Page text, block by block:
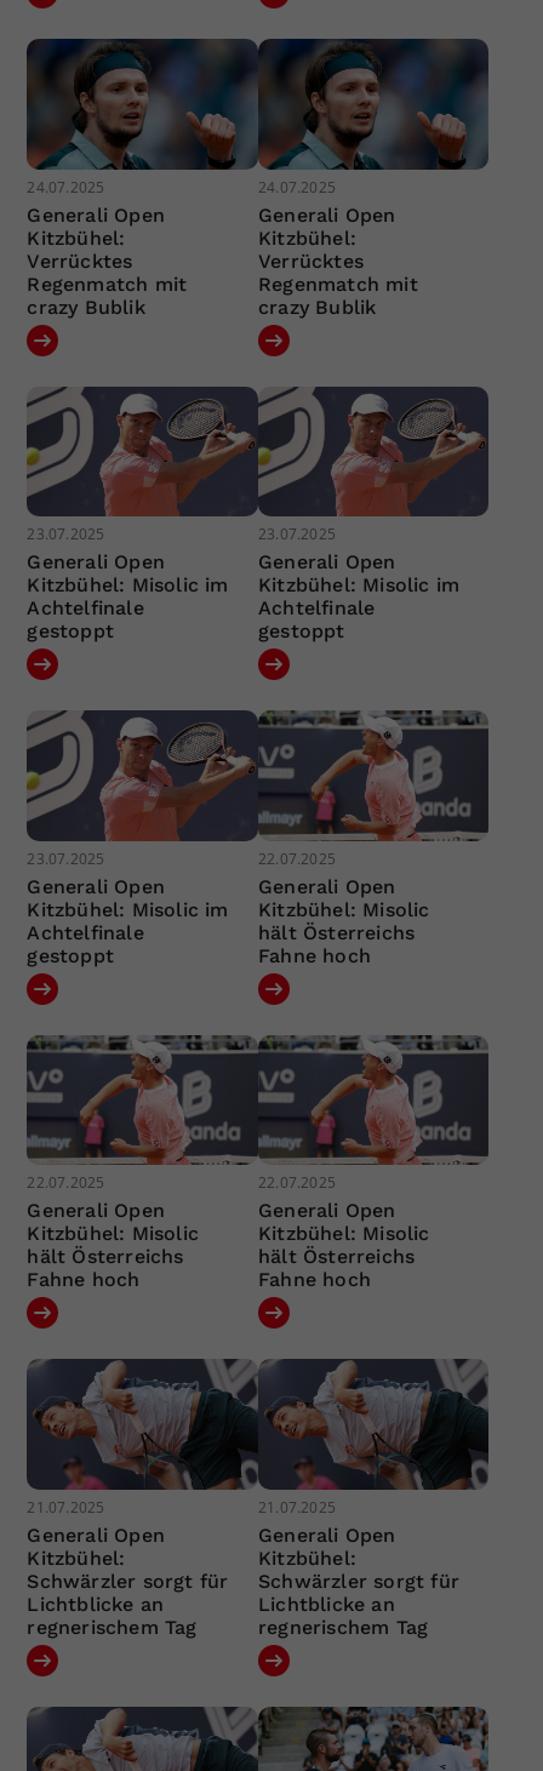
24.07.2025
Generali Open
Kitzbühel:
Verrücktes
Regenmatch mit
crazy Bublik
24.07.2025
Generali Open
Kitzbühel:
Verrücktes
Regenmatch mit
crazy Bublik
23.07.2025
Generali Open
Kitzbühel: Misolic im
Achtelfinale
gestoppt
23.07.2025
Generali Open
Kitzbühel: Misolic im
Achtelfinale
gestoppt
23.07.2025
Generali Open
Kitzbühel: Misolic im
Achtelfinale
gestoppt
22.07.2025
Generali Open
Kitzbühel: Misolic
hält Österreichs
Fahne hoch
22.07.2025
Generali Open
Kitzbühel: Misolic
hält Österreichs
Fahne hoch
22.07.2025
Generali Open
Kitzbühel: Misolic
hält Österreichs
Fahne hoch
21.07.2025
Generali Open
Kitzbühel:
Schwärzler sorgt für
Lichtblicke an
regnerischem Tag
21.07.2025
Generali Open
Kitzbühel:
Schwärzler sorgt für
Lichtblicke an
regnerischem Tag